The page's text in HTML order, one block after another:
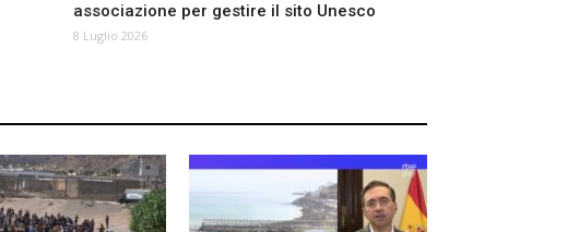
associazione per gestire il sito Unesco
8 Luglio 2026